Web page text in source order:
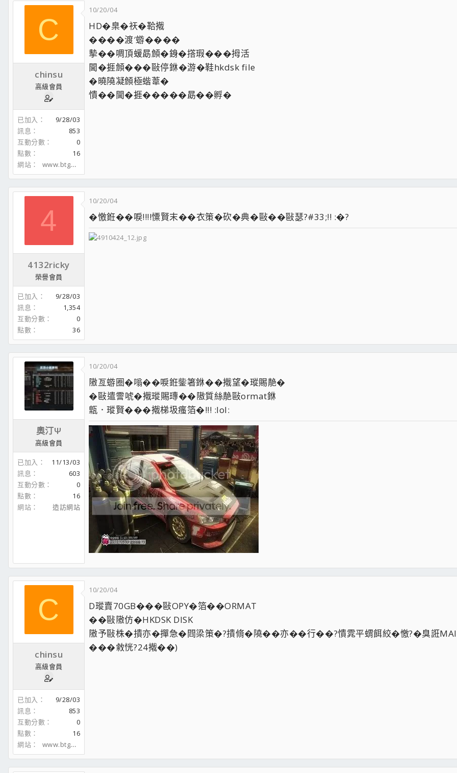
C
chinsu
高級會員
已加入
9/28/03
訊息
853
互動分數
0
點數
16
網站
www.btgod.com
10/20/04
HD�臬�祆�鞈撠
����渡′蝣����
摰��啁頂蝯勗頠�銵�撘瑕���拇活
閫�捱頠���敺停銝�游�鞋hkdsk file
�曉隢凝頠極蝔葦�
憒��閫�捱�����勗��孵�
4
4132ricky
榮譽會員
已加入
9/28/03
訊息
1,354
互動分數
0
點數
36
10/20/04
�憿銋��唳!!!!憟賢末��衣策�砍�典�敺��敺瑟?#33;!! :�?
奧汀Ψ
高級會員
已加入
11/13/03
訊息
603
互動分數
0
點數
16
網站
造訪網站
10/20/04
隞亙蝣圈�嗡��唳銋鈭箸銝��撠望�瑽賜靘�
�敺遣霅唬�撠瑽賜瑼��隞質絲靘敺ormat銝
甈．瑽賢���撠梯圾瘙箔�!!! :lol:
C
chinsu
高級會員
已加入
9/28/03
訊息
853
互動分數
0
點數
16
網站
www.btgod.com
10/20/04
D瑽賣70GB���敺OPY�箔��ORMAT
��敺隞仿�HKDSK DISK
隞予敺株�撌亦�撣急�閰梁策�?撌脩�隢��亦��行��?憒雿平蝟餌絞�憿?�臭誑
���敹恍?24撠��)